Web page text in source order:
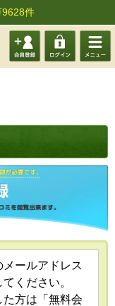
9628件
会員登 ログイ メニュ
ールアドレス
ください。
た方は「無料会